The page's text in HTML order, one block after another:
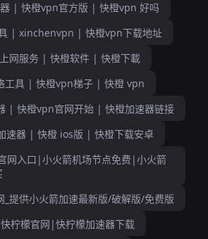
| 快橙vpn官方版 | 快橙vpn 好吗
| xinchenvpn | 快橙vpn下载地址
网服务 | 快橙软件 | 快橙下載
工具 | 快橙vpn梯子 | 快橙 vpn
| 快橙vpn官网开始 | 快橙加速器链接
速器 | 快橙 ios版 | 快橙下载安卓
网入口|小火箭机场节点免费|小火箭
_提供小火箭加速最新版/破解版/免费版
柠檬官网|快柠檬加速器下载